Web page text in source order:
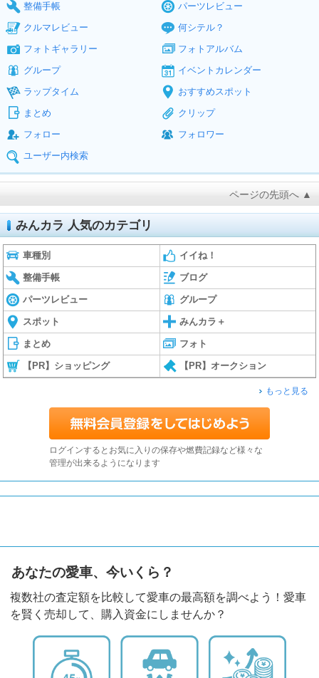
整備手帳
パーツレビュー
クルマレビュー
何シテル？
フォトギャラリー
フォトアルバム
グループ
イベントカレンダー
ラップタイム
おすすめスポット
まとめ
クリップ
フォロー
フォロワー
ユーザー内検索
ページの先頭へ ▲
みんカラ 人気のカテゴリ
車種別 イイね！
整備手帳 ブログ
パーツレビュー グループ
スポット みんカラ＋
まとめ フォト
【PR】ショッピング 【PR】オークション
もっと見る
ログインするとお気に入りの保存や燃費記録など様々な
管理が出来るようになります
あなたの愛車、今いくら？
複数社の査定額を比較して愛車の最高額を調べよう！愛車
を賢く売却して、購入資金にしませんか？